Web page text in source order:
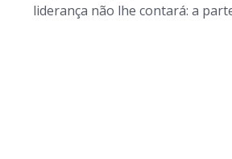
liderança não lhe contará: a